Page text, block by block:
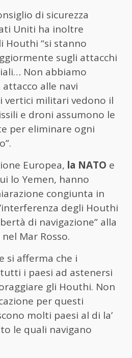
di sicurezza
Uniti ha inoltre
Houthi “si stanno
sugli attacchi
Non abbiamo
alle navi
vertici militari vedono il
e droni assumono le
per eliminare ogni
Europea, la NATO e
lo Yemen, hanno
congiunta in
degli Houthi
di navigazione” alla
Mar Rosso.
si afferma che i
i paesi ad astenersi
gli Houthi. Non
per questi
molti paesi al di la’
le quali navigano